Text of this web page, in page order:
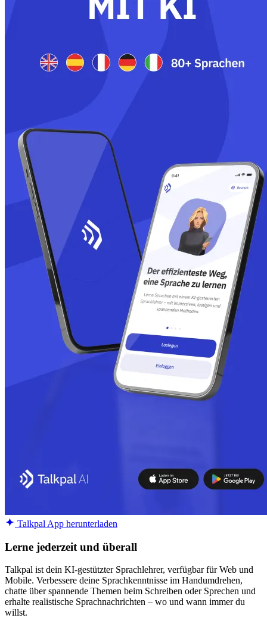
Talkpal App herunterladen
Lerne jederzeit und überall
Talkpal ist dein KI-gestützter Sprachlehrer, verfügbar für Web und
Mobile. Verbessere deine Sprachkenntnisse im Handumdrehen,
chatte über spannende Themen beim Schreiben oder Sprechen und
erhalte realistische Sprachnachrichten – wo und wann immer du
willst.